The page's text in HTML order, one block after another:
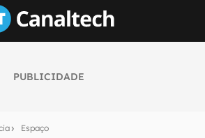
PUBLICIDADE
Espaço
sobre tecnologia em primeira